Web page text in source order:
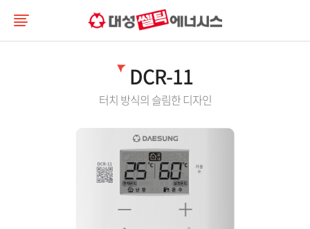
DCR-11
터치 방식의 슬림한 디자인